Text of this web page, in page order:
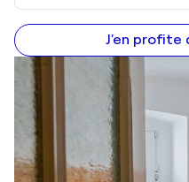
J'en profite